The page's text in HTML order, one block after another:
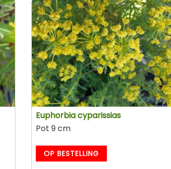
Euphorbia cyparissias
Pot 9 cm
OP BESTELLING